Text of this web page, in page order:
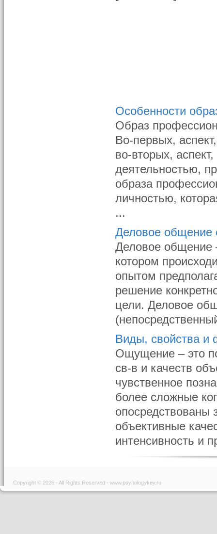
Особенности
Образ
Во-первых,
во-вторых,
деятельностью,
образа
личностью,
...
Деловое
Деловое общение
котором
опытом
решение
цели. Деловое
Виды, свойства
Ощущение – это
св-в и качеств
чувственное
более сложные
объективные
интенсивность и
Copyright © 2026 - All Rights Reserved - www.psyhologykey.ru